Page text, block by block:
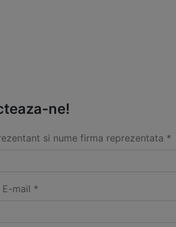
ne!
si nume firma reprezentata *
mail *